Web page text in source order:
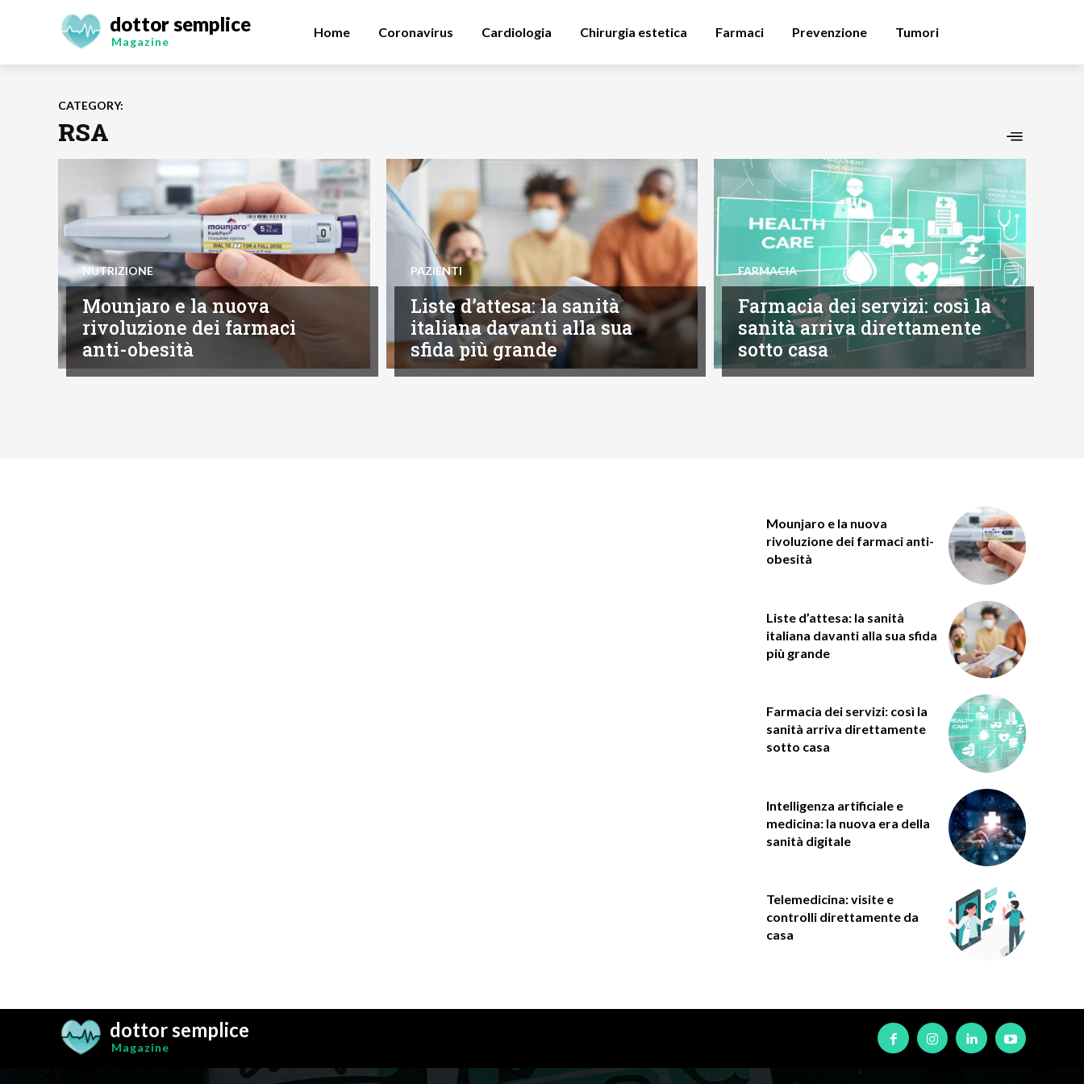
dottor semplice
Magazine
Home Coronavirus Cardiologia Chirurgia estetica Farmaci Prevenzione Tumori
CATEGORY:
RSA
NUTRIZIONE
Mounjaro e la nuova
rivoluzione dei farmaci
anti-obesità
PAZIENTI
Liste d’attesa: la sanità
italiana davanti alla sua
sfida più grande
FARMACIA
Farmacia dei servizi: così la
sanità arriva direttamente
sotto casa
Mounjaro e la nuova
rivoluzione dei farmaci anti-
obesità
Liste d’attesa: la sanità
italiana davanti alla sua sfida
più grande
Farmacia dei servizi: così la
sanità arriva direttamente
sotto casa
Intelligenza artificiale e
medicina: la nuova era della
sanità digitale
Telemedicina: visite e
controlli direttamente da
casa
dottor semplice
Magazine